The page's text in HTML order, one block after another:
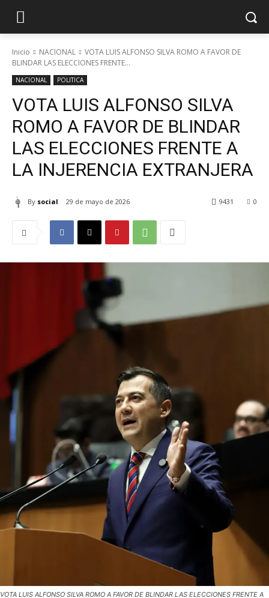
Inicio NACIONAL
VOTA LUIS ALFONSO SILVA ROMO A FAVOR DE
BLINDAR LAS ELECCIONES FRENTE...
NACIONAL POLITICA
VOTA LUIS ALFONSO SILVA
ROMO A FAVOR DE BLINDAR
LAS ELECCIONES FRENTE A
LA INJERENCIA EXTRANJERA
By social 29 de mayo de 2026 0
9431
VOTA LUIS ALFONSO SILVA ROMO A FAVOR DE BLINDAR LAS ELECCIONES FRENTE A